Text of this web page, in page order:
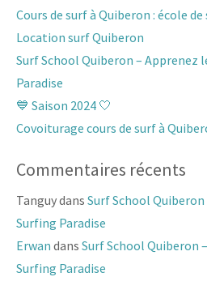
Cours de surf à Quiberon : école
Location surf Quiberon
Surf School Quiberon – Apprenez
Paradise
💙 Saison 2024 🤍
Covoiturage cours de surf à
Commentaires récents
Tanguydans Surf School
Surfing Paradise
Erwan dans Surf School Quiberon
Surfing Paradise